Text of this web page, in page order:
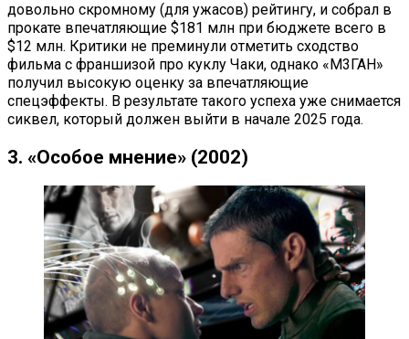
довольно скромному (для ужасов) рейтингу, и собрал в
прокате впечатляющие $181 млн при бюджете всего в
$12 млн. Критики не преминули отметить сходство
фильма с франшизой про куклу Чаки, однако «М3ГАН»
получил высокую оценку за впечатляющие
спецэффекты. В результате такого успеха уже снимается
сиквел, который должен выйти в начале 2025 года.
3. «Особое мнение» (2002)